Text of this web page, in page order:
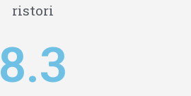
ristori
8.3